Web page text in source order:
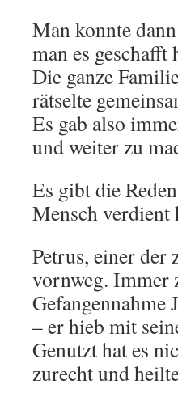
Man konnte
man es geschafft
Die ganze
rätselte
Es gab also
und weiter zu
Es gibt die
Mensch verdient
Petrus, einer
vornweg. Immer
Gefangennahme
– er hieb mit
Genutzt hat es
zurecht und